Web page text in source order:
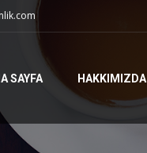
SAYFA HAKKIMIZDA